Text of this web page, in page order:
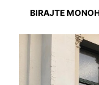
BIRAJTE